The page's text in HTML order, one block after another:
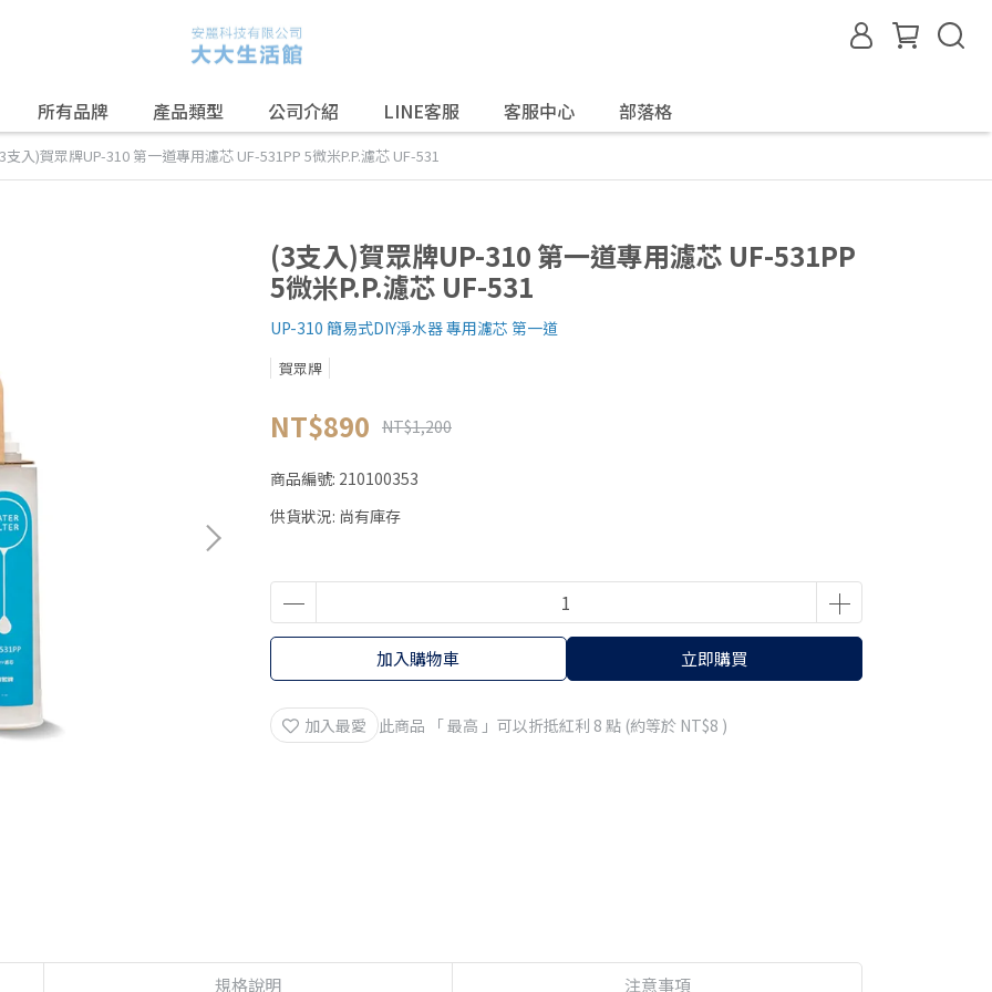
所有品牌 產品類型 公司介紹 LINE客服 客服中心 部落格
支入)賀眾牌UP-310 第一道專用濾芯 UF-531PP 5微米P.P.濾芯 UF-531
(3支入)賀眾牌UP-310 第一道專用濾芯 UF-531PP
5微米P.P.濾芯 UF-531
UP-310 簡易式DIY淨水器 專用濾芯 第一道
賀眾牌
NT$890 NT$1,200
商品編號: 210100353
供貨狀況: 尚有庫存
加入購物車 立即購買
加入最愛 此商品 「 最高 」可以折抵紅利 8 點 (約等於 NT$8 )
規格說明 注意事項